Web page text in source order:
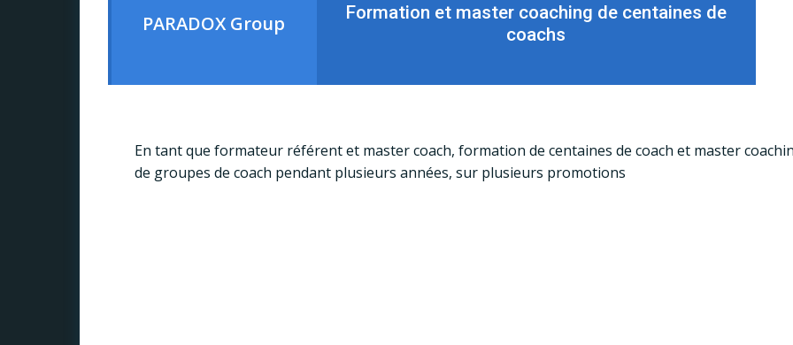
PARADOX Group
Formation et master coaching de centaines de
coachs
En tant que formateur référent et master coach, formation de centaines de coach et master
de groupes de coach pendant plusieurs années, sur plusieurs promotions